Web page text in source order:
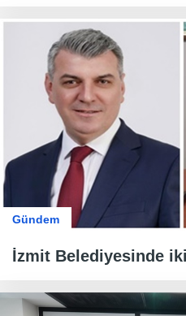
Gündem
İzmit Belediyesinde